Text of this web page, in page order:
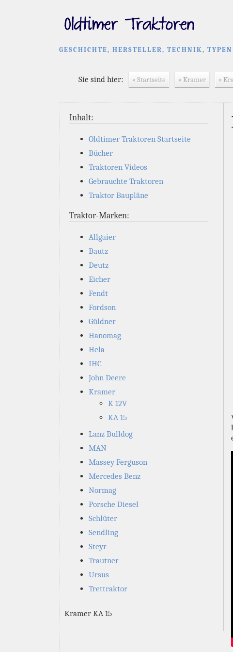
GESCHICHTE, HERSTELLER, TECHNIK, TYPEN
Sie sind hier: » Startseite » Kramer »
Inhalt:
Oldtimer Traktoren Startseite
Bücher
Traktoren Videos
Gebrauchte Traktoren
Traktor Baupläne
Traktor-Marken:
Allgaier
Bautz
Deutz
Eicher
Fendt
Fordson
Güldner
Hanomag
Hela
IHC
John Deere
Kramer
K 12V
KA 15
Lanz Bulldog
MAN
Massey Ferguson
Mercedes Benz
Normag
Porsche Diesel
Schlüter
Sendling
Steyr
Trautner
Ursus
Trettraktor
Kramer KA 15